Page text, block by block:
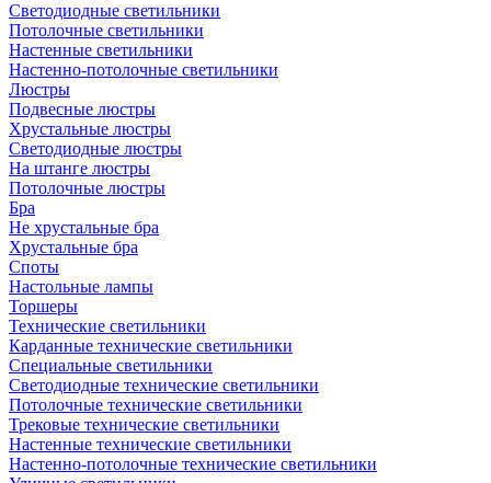
Светодиодные светильники
Потолочные светильники
Настенные светильники
Настенно-потолочные светильники
Люстры
Подвесные люстры
Хрустальные люстры
Светодиодные люстры
На штанге люстры
Потолочные люстры
Бра
Не хрустальные бра
Хрустальные бра
Споты
Настольные лампы
Торшеры
Технические светильники
Карданные технические светильники
Специальные светильники
Светодиодные технические светильники
Потолочные технические светильники
Трековые технические светильники
Настенные технические светильники
Настенно-потолочные технические светильники